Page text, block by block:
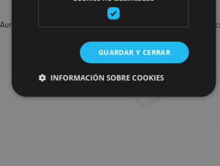
Aurkitu zure bidaia Nafarroan osatzeko planak eta iradokizunak:
garrantzitsuenak.
Joan planen bilatzailera
GUARDAR Y CERRAR
INFORMACIÓN SOBRE COOKIES